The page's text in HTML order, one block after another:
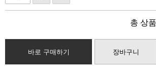
총 상
바로 구매하기 장바구니